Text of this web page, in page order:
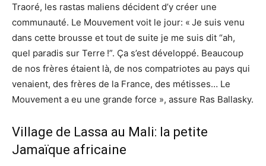
Traoré, les rastas maliens décident d’y créer une
communauté. Le Mouvement voit le jour: « Je suis venu
dans cette brousse et tout de suite je me suis dit “ah,
quel paradis sur Terre !”. Ça s’est développé. Beaucoup
de nos frères étaient là, de nos compatriotes au pays qui
venaient, des frères de la France, des métisses… Le
Mouvement a eu une grande force », assure Ras Ballasky.
Village de Lassa au Mali: la petite
Jamaïque africaine